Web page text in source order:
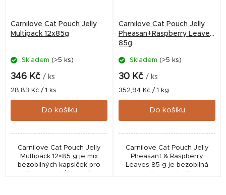
Carnilove Cat Pouch Jelly
Multipack 12x85g
Skladem (>5 ks)
346 Kč / ks
Měrná
cena:
28,83 Kč / 1 ks
Do košíku
Carnilove Cat Pouch Jelly
Multipack 12×85 g je mix
bezobilných kapsiček pro
Carnilove Cat Pouch Jelly
Pheasan+Raspberry Leaves
85g
Skladem (>5 ks)
30 Kč / ks
Měrná
cena:
352,94 Kč / 1 kg
Do košíku
Carnilove Cat Pouch Jelly
Pheasant & Raspberry
Leaves 85 g je bezobilná